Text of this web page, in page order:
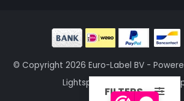
© Copyright 2026 Euro-Label BV -
Lightspeed design
FILTERS